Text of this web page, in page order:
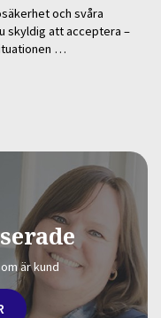
och svåra
skyldig att acceptera –
…
är kund